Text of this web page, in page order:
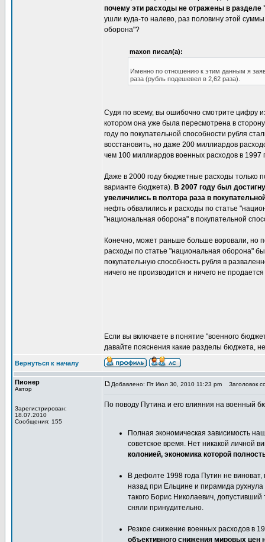
почему эти расходы не отражены в
ушли куда-то налево, раз половину этой
оборона"?
maxon писал(а):
Именно по отношению к этим данным я
раза (рубль подешевел в 2,62 раза).
Судя по всему, вы ошибочно смотрите цифру
котором она уже была пересмотрена в
году по покупательной способности рубля
восстановить, но даже 200 миллиардов
чем 100 миллиардов военных расходов в 1997
Даже в 2000 году бюджетные расходы только
варианте бюджета). В 2007 году был
увеличились в полтора раза в
нефть обвалились и расходы по статье
"национальная оборона" в покупательной
Конечно, может раньше больше воровали, но
расходы по статье "национальная оборона"
покупательную способность рубля в
ничего не производится и ничего не
Если вы включаете в понятие "военного
давайте пояснения какие разделы бюджета,
Вернуться к началу
Пионер
Автор
Зарегистрирован:
18.07.2010
Сообщения: 155
Добавлено: Пт Июл 30, 2010 11:23 pm Заголовок
По поводу Путина и его влияния на военный
Полная экономическая зависимость
советское время. Нет никакой личной
колонией, экономика которой
В дефолте 1998 года Путин не
назад при Ельцине и пирамида рухнула
такого Борис Николаевич,
сняли принудительно.
Резкое снижение военных расходов в
объективного снижения мировых цен